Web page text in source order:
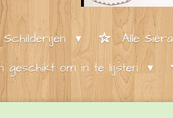
Schilderijen Alle
geschikt om in te lijsten